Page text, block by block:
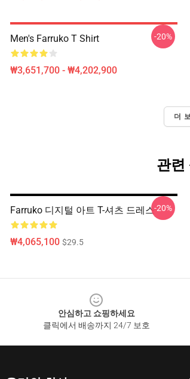
Men's Farruko T Shirt
₩3,651,700 - ₩4,202,900
-20%
더
관련
Farruko 디지털 아트 T-셔츠 드레스
₩4,065,100 $29.5
-20%
안심하고 쇼핑하세요
클릭에서 배송까지 24/7 보호